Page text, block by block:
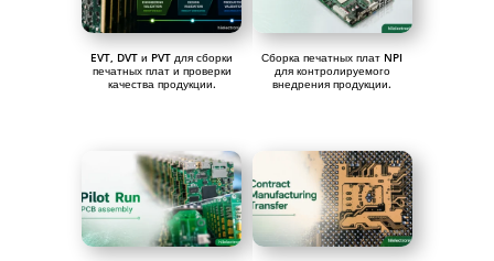
EVT, DVT и PVT для сборки
печатных плат и проверки
качества продукции.
Сборка печатных плат NPI
для контролируемого
внедрения продукции.